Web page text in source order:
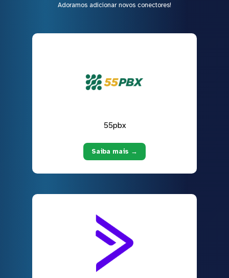
Adoramos adicionar novos conectores!
55pbx
Saiba mais →